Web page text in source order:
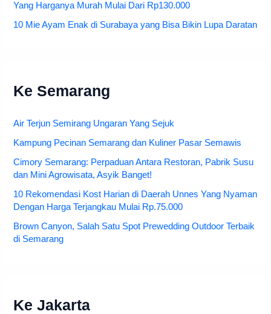
Yang Harganya Murah Mulai Dari Rp130.000
10 Mie Ayam Enak di Surabaya yang Bisa Bikin Lupa Daratan
Ke Semarang
Air Terjun Semirang Ungaran Yang Sejuk
Kampung Pecinan Semarang dan Kuliner Pasar Semawis
Cimory Semarang: Perpaduan Antara Restoran, Pabrik Susu
dan Mini Agrowisata, Asyik Banget!
10 Rekomendasi Kost Harian di Daerah Unnes Yang Nyaman
Dengan Harga Terjangkau Mulai Rp.75.000
Brown Canyon, Salah Satu Spot Prewedding Outdoor Terbaik
di Semarang
Ke Jakarta